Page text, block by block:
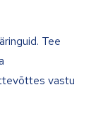
Tee
vastu